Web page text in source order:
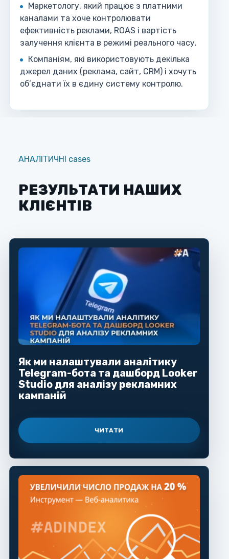
Маркетологу, який працює з платними
каналами та хоче контролювати
ефективність реклами, ROAS і вартість
залучення клієнта в режимі реального часу.
Компаніям, які використовують декілька
джерел даних (реклама, сайт, CRM) і хочуть
об’єднати їх в єдину систему контролю.
АНАЛІТИЧНІ cases
РЕЗУЛЬТАТИ НАШИХ
КЛІЄНТІВ
Як ми налаштували аналітику
Telegram-бота та дашборд Looker
Studio для аналізу рекламних
кампаній
ЧИТАТИ